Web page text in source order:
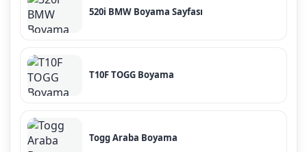
520i BMW Boyama Sayfası
T10F TOGG Boyama
Togg Araba Boyama